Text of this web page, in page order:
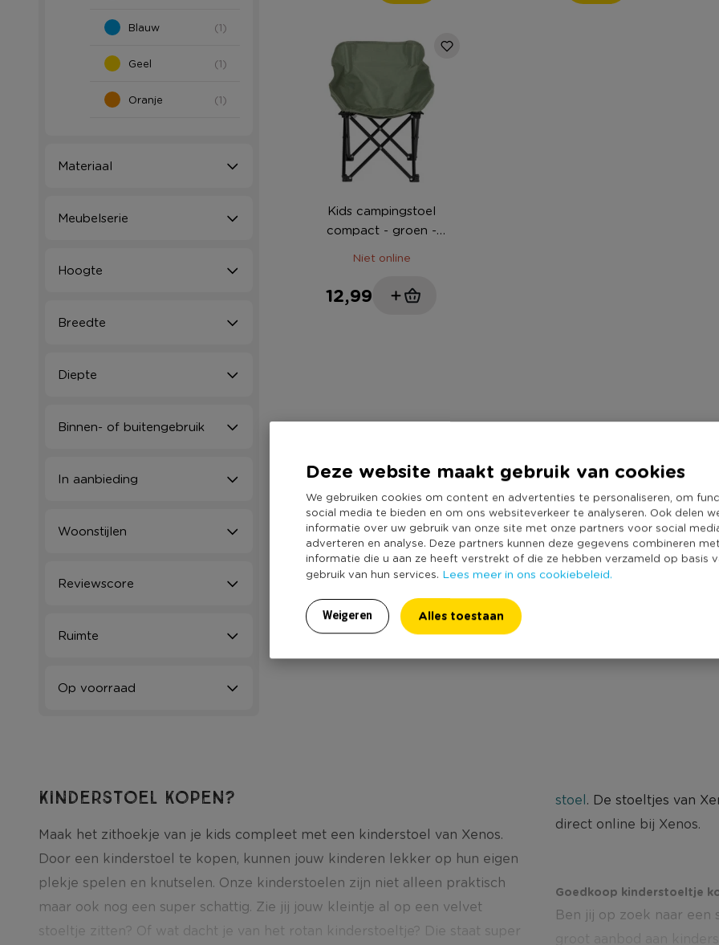
Deze website maakt gebruik van cookies
We gebruiken cookies om content en advertenties te personaliseren, om
social media te bieden en om ons websiteverkeer te analyseren. Ook delen
informatie over uw gebruik van onze site met onze partners voor social
adverteren en analyse. Deze partners kunnen deze gegevens combineren
informatie die u aan ze heeft verstrekt of die ze hebben verzameld op basis
gebruik van hun services. Lees meer in ons cookiebeleid.
Weigeren Alles toestaan
Blauw (1)
Geel (1)
Oranje (1)
Materiaal
Meubelserie
Hoogte
Breedte
Diepte
Binnen- of buitengebruik
In aanbieding
Woonstijlen
Reviewscore
Ruimte
Op voorraad
Kids campingstoel
compact - groen -
Niet online
12,99
Kinderstoel kopen?
Maak het zithoekje van je kids compleet met een kinderstoel van Xenos.
Door een kinderstoel te kopen, kunnen jouw kinderen lekker op hun eigen
plekje spelen en knutselen. Onze kinderstoelen zijn niet alleen praktisch
maar ook nog een super schattig. Zie jij jouw kleintje al op een velvet
stoeltje zitten? Of wat dacht je van het rotan kinderstoeltje? Die staat super
stoel. De stoeltjes van
direct online bij Xenos.
Goedkoop kinderstoeltje
Ben jij op zoek naar een